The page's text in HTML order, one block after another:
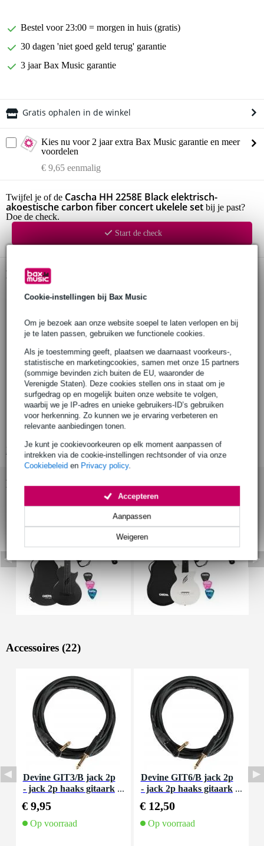
Cookie-instellingen bij Bax Music
Om je bezoek aan onze website soepel te laten verlopen en bij
je te laten passen, gebruiken we functionele cookies.
Als je toestemming geeft, plaatsen we daarnaast voorkeurs-,
statistische en marketingcookies, samen met onze 15 partners
(sommige bevinden zich buiten de EU, waaronder de
Verenigde Staten). Deze cookies stellen ons in staat om je
surfgedrag op en mogelijk buiten onze website te volgen,
waarbij we je IP-adres en unieke gebruikers-ID’s gebruiken
voor herkenning. Zo kunnen we je ervaring verbeteren en
relevante aanbiedingen tonen.
Je kunt je cookievoorkeuren op elk moment aanpassen of
intrekken via de cookie-instellingen rechtsonder of via onze
Cookiebeleid en Privacy policy.
Weigeren
Aanpassen
Accepteren
Bestel voor 23:00 = morgen in huis (gratis)
30 dagen 'niet goed geld terug' garantie
3 jaar Bax Music garantie
Gratis ophalen in de winkel
Kies nu voor 2 jaar extra Bax Music garantie en meer
voordelen
€ 9,65 eenmalig
Twijfel je of de Cascha HH 2258E Black elektrisch-
akoestische carbon fiber concert ukelele set bij je past?
Doe de check.
Start de check
Productinformatie
Cascha elektrisch-akoestische carbon fiber ukelele set
kleur: zwart
body
materiaal: polycarbonaat
afwerking: mat
materiaal: polycarbonaat
afwerking: mat
toets: polycarbonaat
Bekijk alle productspecificaties
Bekijk ook eens (6)
Accessoires (22)
Devine GIT3/B jack 2p
- jack 2p haaks gitaark
€ 9,95
Op voorraad
Devine GIT6/B jack 2p
- jack 2p haaks gitaark
€ 12,50
Op voorraad